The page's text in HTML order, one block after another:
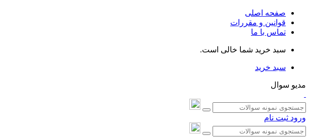
صفحه اصلی
قوانین و مقررات
تماس با ما
سبد خرید شما خالی است.
سبد خرید
مدیو سوال
ورود ثبت نام